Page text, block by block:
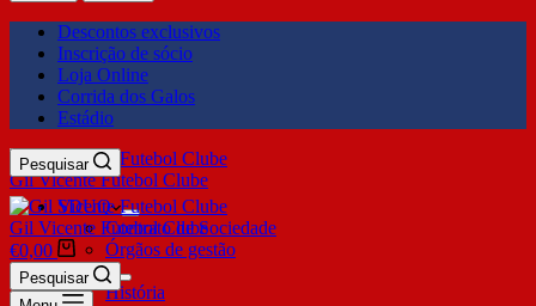
Descontos exclusivos
Inscrição de sócio
Loja Online
Corrida dos Galos
Estádio
Gil Vicente Futebol Clube
Pesquisar
SDUQ
Contrato de Sociedade
Órgãos de gestão
Clube
História
Gil Vicente Futebol Clube
€0,00
Pesquisar